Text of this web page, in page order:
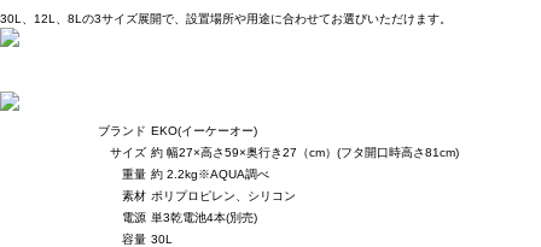
30L、12L、8Lの3サイズ展開で、設置場所や用途に合わせてお選びいただけます。
ブランド EKO(イーケーオー)
サイズ 約 幅27×高さ59×奥行き27（cm）(フタ開口時高さ81cm)
重量 約 2.2kg※AQUA調べ
素材 ポリプロピレン、シリコン
電源 単3乾電池4本(別売)
容量 30L